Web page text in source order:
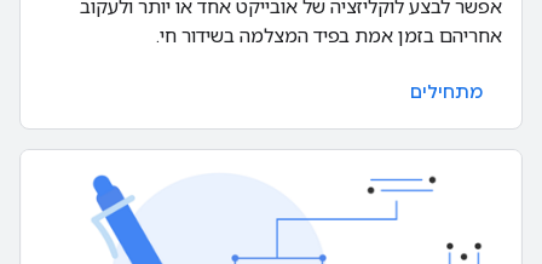
אפשר לבצע לוקליזציה של אובייקט אחד או יותר ולעקוב
אחריהם בזמן אמת בפיד המצלמה בשידור חי.
מתחילים